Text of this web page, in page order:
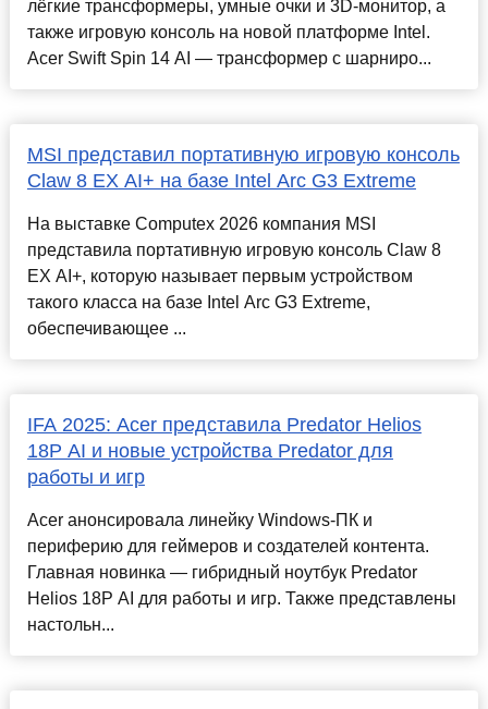
лёгкие трансформеры, умные очки и 3D-монитор, а
также игровую консоль на новой платформе Intel.
Acer Swift Spin 14 AI — трансформер с шарниро...
MSI представил портативную игровую консоль
Claw 8 EX AI+ на базе Intel Arc G3 Extreme
На выставке Computex 2026 компания MSI
представила портативную игровую консоль Claw 8
EX AI+, которую называет первым устройством
такого класса на базе Intel Arc G3 Extreme,
обеспечивающее ...
IFA 2025: Acer представила Predator Helios
18P AI и новые устройства Predator для
работы и игр
Acer анонсировала линейку Windows-ПК и
периферию для геймеров и создателей контента.
Главная новинка — гибридный ноутбук Predator
Helios 18P AI для работы и игр. Также представлены
настольн...